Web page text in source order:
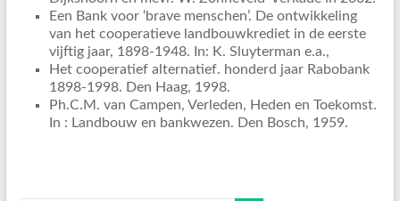
Een Bank voor ‘brave menschen’. De ontwikkeling
van het cooperatieve landbouwkrediet in de eerste
vijftig jaar, 1898-1948. In: K. Sluyterman e.a.,
Het cooperatief alternatief. honderd jaar Rabobank
1898-1998. Den Haag, 1998.
Ph.C.M. van Campen, Verleden, Heden en Toekomst.
In : Landbouw en bankwezen. Den Bosch, 1959.